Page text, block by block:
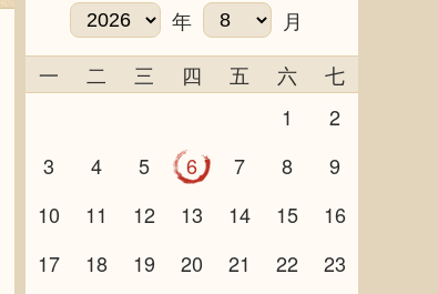
年
月
一
二 三 四 五 六
七
1
2
3
4 5 6 7 8
9
10
11 12 13 14 15
16
17
18 19 20 21 22
23